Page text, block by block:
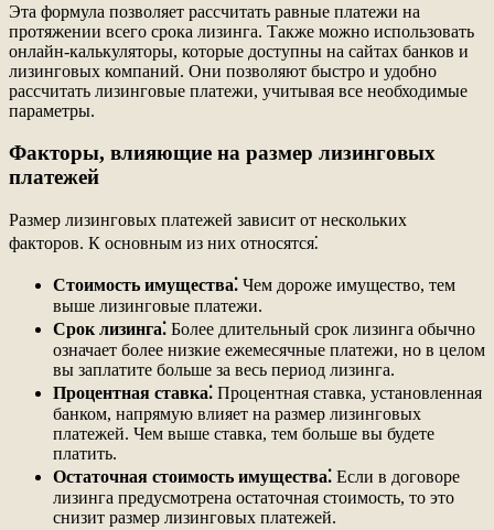
Эта формула позволяет рассчитать равные платежи на
протяжении всего срока лизинга. Также можно использовать
онлайн-калькуляторы, которые доступны на сайтах банков и
лизинговых компаний. Они позволяют быстро и удобно
рассчитать лизинговые платежи, учитывая все необходимые
параметры.
Факторы, влияющие на размер лизинговых
платежей
Размер лизинговых платежей зависит от нескольких
факторов. К основным из них относятся⁚
Стоимость имущества⁚ Чем дороже имущество, тем
выше лизинговые платежи.
Срок лизинга⁚ Более длительный срок лизинга обычно
означает более низкие ежемесячные платежи, но в целом
вы заплатите больше за весь период лизинга.
Процентная ставка⁚ Процентная ставка, установленная
банком, напрямую влияет на размер лизинговых
платежей. Чем выше ставка, тем больше вы будете
платить.
Остаточная стоимость имущества⁚ Если в договоре
лизинга предусмотрена остаточная стоимость, то это
снизит размер лизинговых платежей.